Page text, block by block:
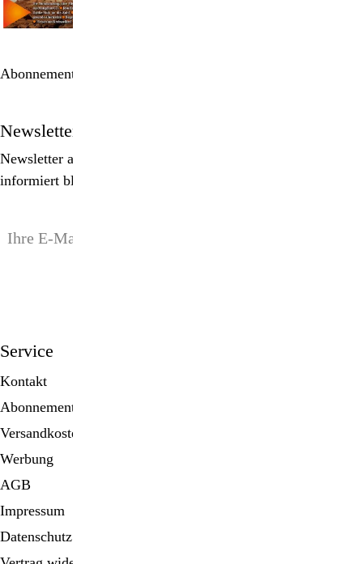
Abonnement bestellen
Newsletter
Newsletter abonnieren, Spezialangebote erhalten und
informiert bleiben!
Service
Kontakt
Abonnement
Versandkosten
Werbung
AGB
Impressum
Datenschutz